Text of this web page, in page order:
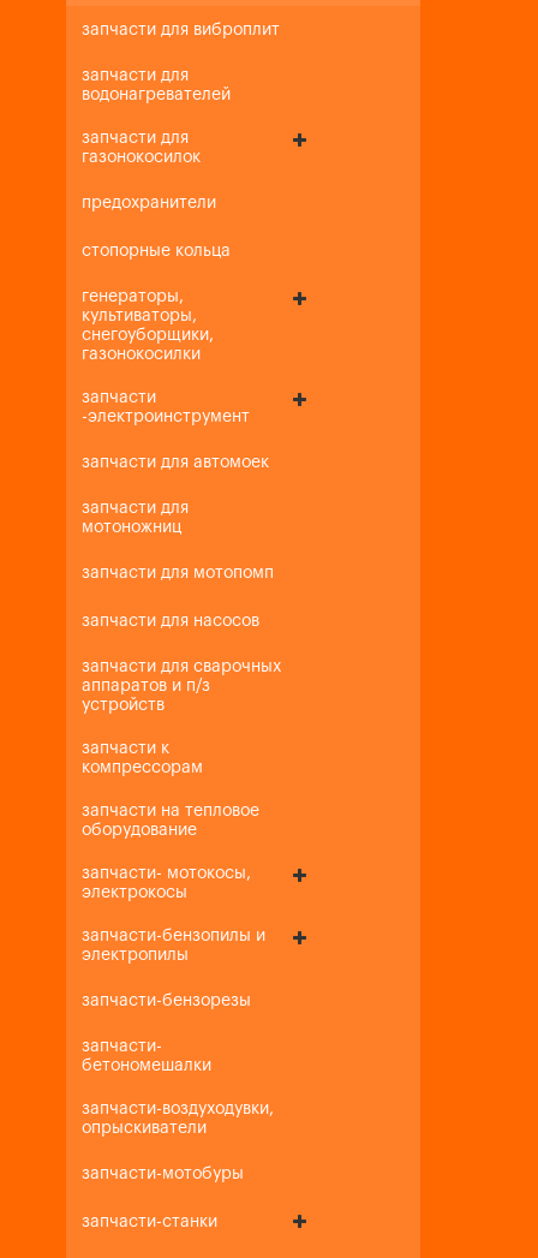
запчасти для виброплит
запчасти для
водонагревателей
запчасти для
газонокосилок
предохранители
стопорные кольца
генераторы,
культиваторы,
снегоуборщики,
газонокосилки
запчасти
-электроинструмент
запчасти для автомоек
запчасти для
мотоножниц
запчасти для мотопомп
запчасти для насосов
запчасти для сварочных
аппаратов и п/з
устройств
запчасти к
компрессорам
запчасти на тепловое
оборудование
запчасти- мотокосы,
электрокосы
запчасти-бензопилы и
электропилы
запчасти-бензорезы
запчасти-
бетономешалки
запчасти-воздуходувки,
опрыскиватели
запчасти-мотобуры
запчасти-станки